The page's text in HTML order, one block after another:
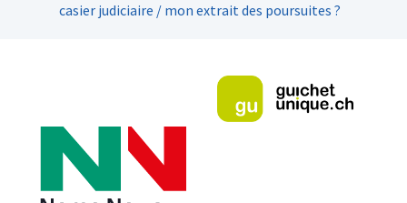
casier judiciaire / mon extrait des poursuites ?